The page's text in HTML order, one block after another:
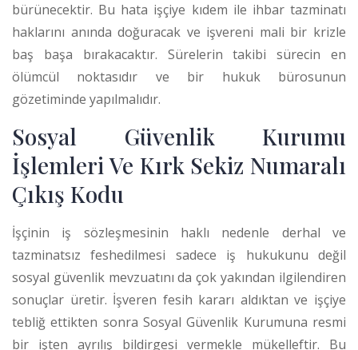
bürünecektir. Bu hata işçiye kıdem ile ihbar tazminatı
haklarını anında doğuracak ve işvereni mali bir krizle
baş başa bırakacaktır. Sürelerin takibi sürecin en
ölümcül noktasıdır ve bir hukuk bürosunun
gözetiminde yapılmalıdır.
Sosyal Güvenlik Kurumu
İşlemleri Ve Kırk Sekiz Numaralı
Çıkış Kodu
İşçinin iş sözleşmesinin haklı nedenle derhal ve
tazminatsız feshedilmesi sadece iş hukukunu değil
sosyal güvenlik mevzuatını da çok yakından ilgilendiren
sonuçlar üretir. İşveren fesih kararı aldıktan ve işçiye
tebliğ ettikten sonra Sosyal Güvenlik Kurumuna resmi
bir işten ayrılış bildirgesi vermekle mükelleftir. Bu